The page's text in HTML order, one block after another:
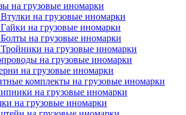
на грузовые иномарки
Втулки на грузовые иномарки
Гайки на грузовые иномарки
Болты на грузовые иномарки
Тройники на грузовые иномарки
на грузовые иномарки
на грузовые иномарки
комплекты на грузовые иномарки
на грузовые иномарки
на грузовые иномарки